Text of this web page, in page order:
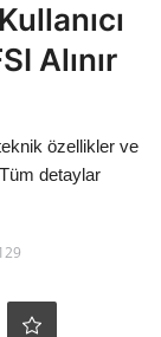
Alınır
özellikler ve
detaylar